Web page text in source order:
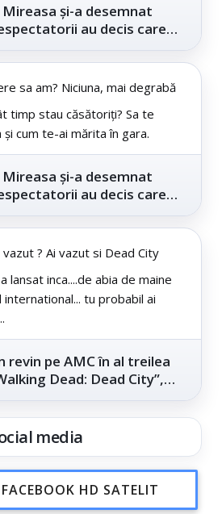
Mireasa și-a desemnat
au decis care
sa am? Niciuna, mai degrabă
timp stau căsătoriți? Sa te
cum te-ai mărita în gara.
Mireasa și-a desemnat
au decis care
vazut ? Ai vazut si Dead City
lansat inca....de abia de maine
international... tu probabil ai
revin pe AMC în al treilea
Dead: Dead City”,
media
HD SATELIT